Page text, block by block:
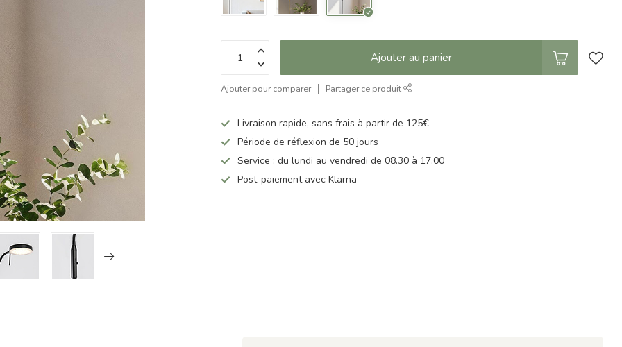
Ajouter au panier
Ajouter pour comparer Partager ce produit
Livraison rapide, sans frais à partir de 125€
Période de réflexion de 50 jours
Service : du lundi au vendredi de 08.30 à 17.00
Post-paiement avec Klarna